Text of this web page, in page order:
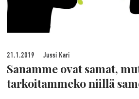
21.1.2019 Jussi Kari
Sanamme ovat samat,
tarkoitammeko niillä